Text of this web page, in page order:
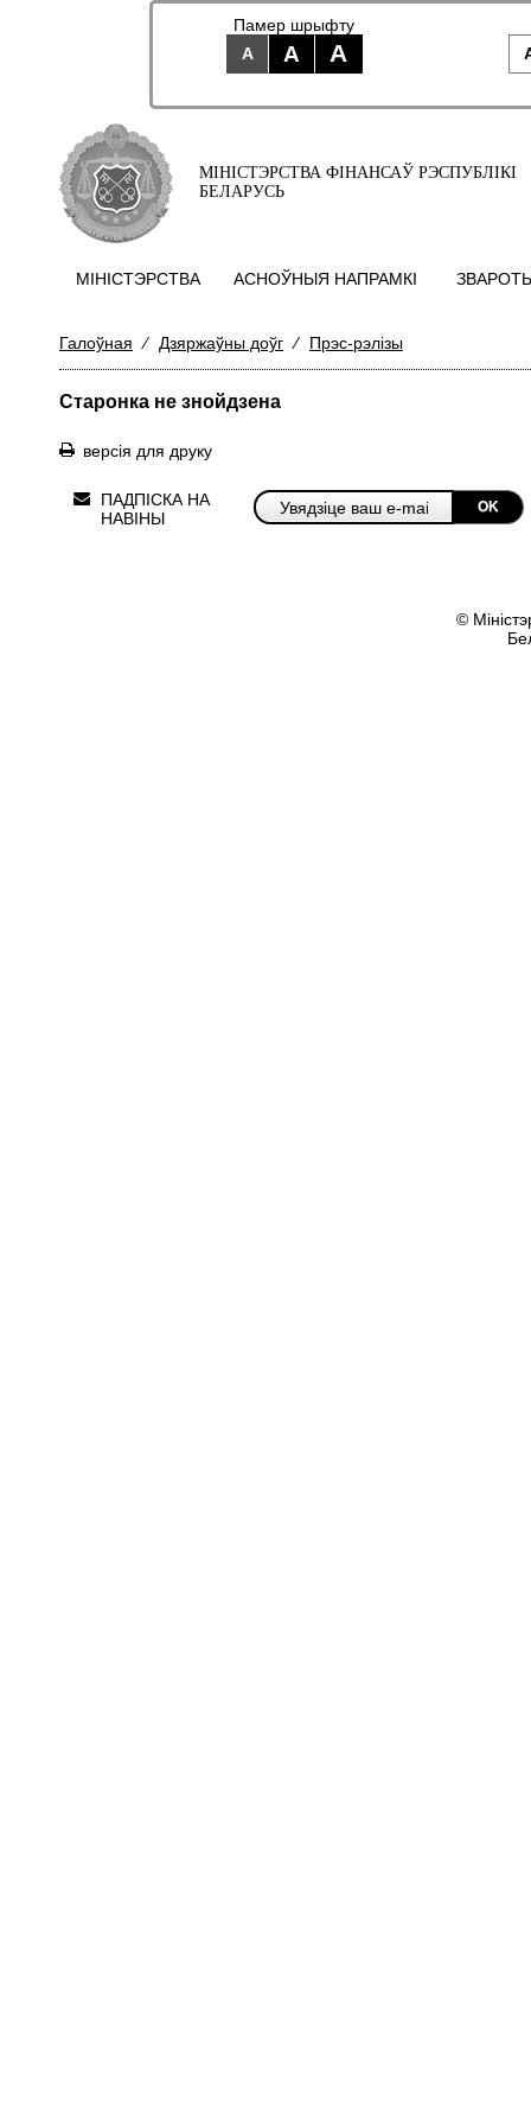
Памер шрыфту
A
A A
МІНІСТЭРСТВА ФІНАНСАЎ РЭСПУБЛІКІ
БЕЛАРУСЬ
МIНIСТЭРСТВА АСНОЎНЫЯ НАПРАМКI
Галоўная ⁄ Дзяржаўны доўг ⁄ Прэс-рэлізы
Старонка не знойдзена
версія для друку
ПАДПІСКА НА
НАВІНЫ
OK
©